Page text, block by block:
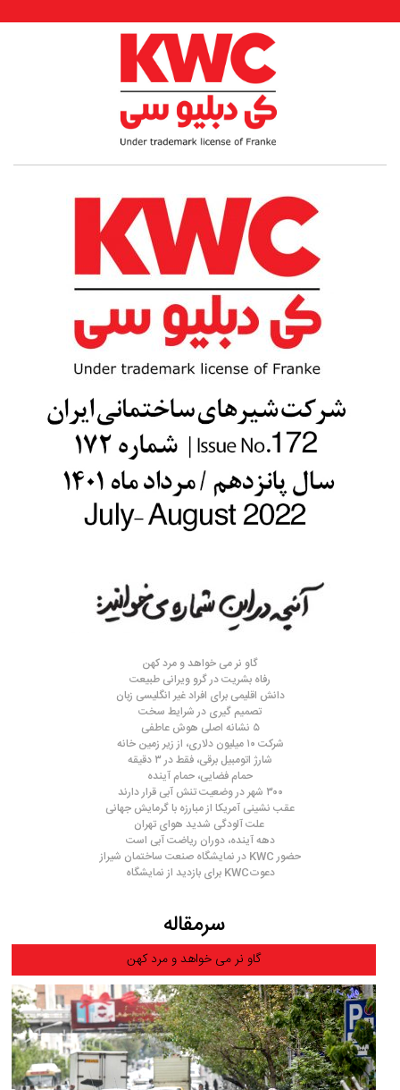
گاو نر می خواهد و مرد کهن
رفاه بشریت در گرو ویرانی طبیعت
دانش اقلیمی برای افراد غیر انگلیسی زبان
تصمیم گیری در شرایط سخت
۵ نشانه اصلی هوش عاطفی
شرکت ۱۰ میلیون دلاری، از زیر زمین خانه
شارژ اتومبیل برقی، فقط در ۳ دقیقه
حمام فضایی، حمام آینده
۳۰۰ شهر در وضعیت تنش آبی قرار دارند
عقب نشینی آمریکا از مبارزه با گرمایش جهانی
علت آلودگی شدید هوای تهران
دهه آینده، دوران ریاضت آبی است
حضور KWC در نمایشگاه صنعت ساختمان شیراز
دعوتKWC برای بازدید از نمایشگاه
سرمقاله
گاو نر می خواهد و مرد کهن